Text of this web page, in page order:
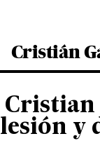
Cristián
Cristian
lesión y